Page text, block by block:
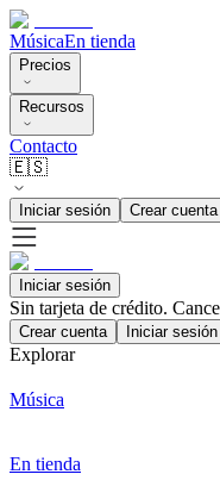
MúsicaEn tienda
Precios
Recursos
Contacto
🇪🇸
Iniciar sesión Crear cuenta
Iniciar sesión
Sin tarjeta de crédito.
Crear cuenta Iniciar sesión
Explorar
Música
En tienda